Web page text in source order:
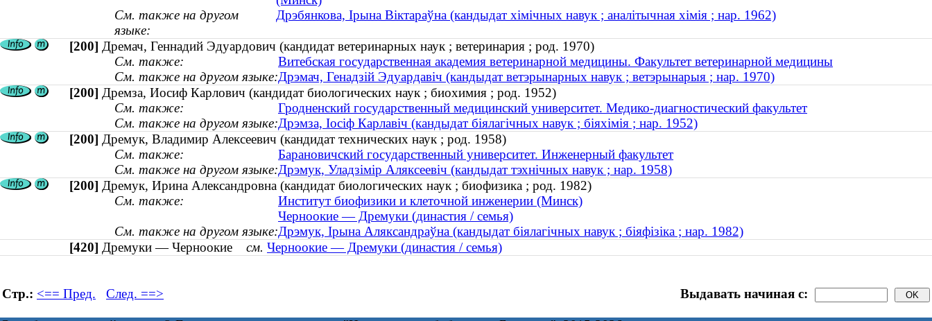
См. также на другом
языке:
Дрэбянкова, Ірына Віктараўна (кандыдат хімічных навук ; аналітычная хімія ; нар. 1962)
[200] Дремач, Геннадий Эдуардович (кандидат ветеринарных наук ; ветеринария ; род. 1970)
См. также:
Витебская государственная академия ветеринарной медицины. Факультет ветеринарной медицины
См. также на другом языке:Дрэмач, Генадзій Эдуардавіч (кандыдат ветэрынарных навук ; ветэрынарыя ; нар. 1970)
[200] Дремза, Иосиф Карлович (кандидат биологических наук ; биохимия ; род. 1952)
См. также:
Гродненский государственный медицинский университет. Медико-диагностический факультет
См. также на другом языке:Дрэмза, Іосіф Карлавіч (кандыдат біялагічных навук ; біяхімія ; нар. 1952)
[200] Дремук, Владимир Алексеевич (кандидат технических наук ; род. 1958)
См. также:
Барановичский государственный университет. Инженерный факультет
См. также на другом языке:Дрэмук, Уладзімір Аляксеевіч (кандыдат тэхнічных навук ; нар. 1958)
[200] Дремук, Ирина Александровна (кандидат биологических наук ; биофизика ; род. 1982)
См. также:
Институт биофизики и клеточной инженерии (Минск)
Черноокие — Дремуки (династия / семья)
См. также на другом языке:Дрэмук, Ірына Аляксандраўна (кандыдат біялагічных навук ; біяфізіка ; нар. 1982)
[420] Дремуки — Черноокие см. Черноокие — Дремуки (династия / семья)
Стр.: <== Пред. След. ==> Выдавать начиная с: